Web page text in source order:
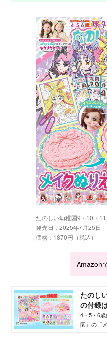
たのしい幼稚園9・10・
発売日：2025年7月25日
価格：1870円（税込）
Amazon
たのし
の付録
よ！ -
4・5・6
園』の「